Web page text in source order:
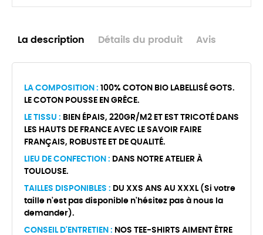
La description Détails du produit Avis
LA COMPOSITION : 100% COTON BIO LABELLISÉ GOTS.
LE COTON POUSSE EN GRÊCE.
LE TISSU : BIEN ÉPAIS, 220GR/M2 ET EST TRICOTÉ DANS
LES HAUTS DE FRANCE AVEC LE SAVOIR FAIRE
FRANÇAIS, ROBUSTE ET DE QUALITÉ.
LIEU DE CONFECTION : DANS NOTRE ATELIER À
TOULOUSE.
TAILLES DISPONIBLES : DU XXS ANS AU XXXL (Si votre
taille n'est pas disponible n'hésitez pas à nous la
demander).
CONSEIL D'ENTRETIEN : NOS TEE-SHIRTS AIMENT ÊTRE